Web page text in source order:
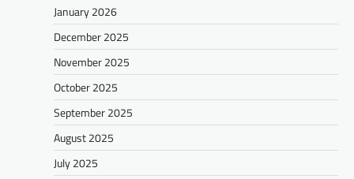
January 2026
December 2025
November 2025
October 2025
September 2025
August 2025
July 2025